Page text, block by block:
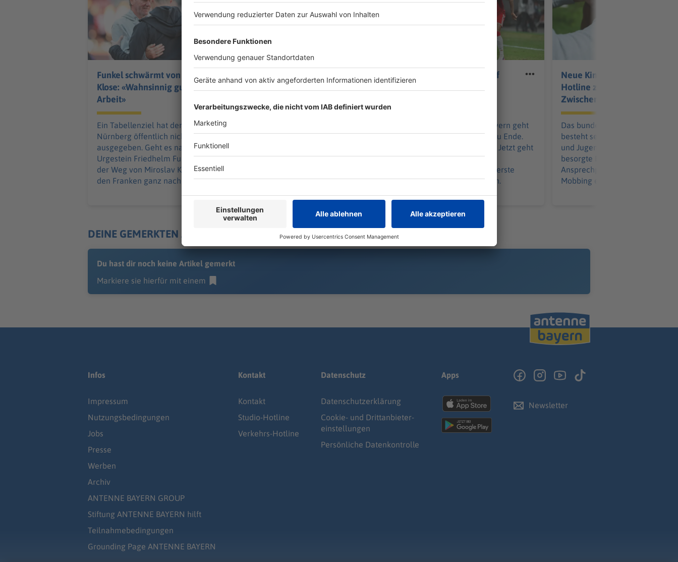
Funkel schwärmt von
Klose: «Wahnsinnig gute
Arbeit»
Ein Tabellenziel hat der 1. FC
Nürnberg öffentlich nicht
ausgegeben. Geht es nach Trainer-
Urgestein Friedhelm Funkel, führt
der Weg von Miroslav Klose und
den Franken ganz nach oben.
Freier Fall in die Tiefe:
Apnoetaucher will
Marinković will im Starnberger See
aufstellen. Wie fühlt es sich an, in
bar Druck 85 Meter tief zu tauchen?
Bayern blickt schon auf
Supercup - «Messer
Die Asienreise des FC Bayern geht
mit einem Testspielsieg zu Ende.
Kompany ist beeindruckt. Jetzt geht
es in der Heimat mit der
Vorbereitung weiter. Das erste
Titelduell naht allmählich.
Neue Kinderschutz-
Hotline zieht positive
Zwischenbilanz
Das bundesweit einmalige
besteht seit einem Monat.
und Jugendliche, aber auch
besorgte Erwachsene finden
Ansprechpartner und Hilfe - bei
Mobbing ebenso wie
DEINE GEMERKTEN ARTIKEL
Du hast dir noch keine Artikel gemerkt
Markiere sie hierfür mit einem
Infos
Impressum
Nutzungsbedingungen
Jobs
Presse
Werben
Archiv
ANTENNE BAYERN GROUP
Stiftung ANTENNE BAYERN hilft
Teilnahmebedingungen
Grounding Page ANTENNE BAYERN
Kontakt
Kontakt
Studio-Hotline
Verkehrs-Hotline
Datenschutz
Datenschutz­erklärung
Cookie- und Drittanbieter-
einstellungen
Persönliche Datenkontrolle
Apps
Newsletter